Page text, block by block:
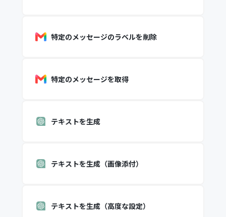
特定のメッセージのラベルを削除
特定のメッセージを取得
テキストを生成
テキストを生成（画像添付）
テキストを生成（高度な設定）